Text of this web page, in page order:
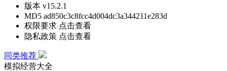
版本 v15.2.1
MD5 ad850c3c8fcc4d004dc3a344211e283d
权限要求 点击查看
隐私政策 点击查看
同类推荐
模拟经营大全